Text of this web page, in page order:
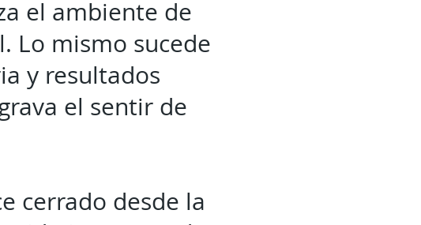
el ambiente de
Lo mismo sucede
y resultados
el sentir de
cerrado desde la